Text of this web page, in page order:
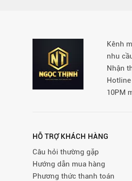
Kênh
nhu
Nhận
Hotline
10PM
HỖ TRỢ KHÁCH HÀNG
Câu hỏi thường gặp
Hướng dẫn mua hàng
Phương thức thanh toán